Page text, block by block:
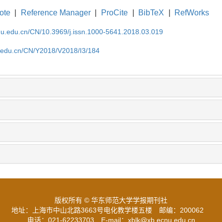
Reference Manager ProCite BibTeX RefWorks
CN/10.3969/j.issn.1000-5641.2018.03.019
CN/Y2018/V2018/I3/184
版权所有 © 华东师范大学学报期刊社
地址：上海市中山北路3663号电化教学楼五楼 邮编：200062
电话：021-62233703 E-mail：xblk@xb.ecnu.edu.cn